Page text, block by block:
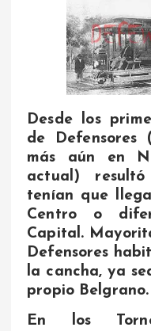
Desde los
de
más aún en
actual)
tenían que
Centro o
Capital.
Defensores
la cancha, ya
propio Belgrano.
En los